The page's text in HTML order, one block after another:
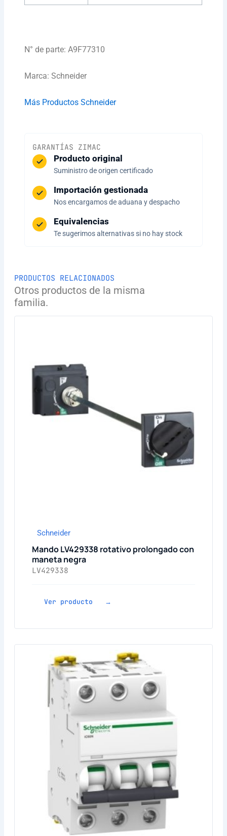
N° de parte: A9F77310
Marca: Schneider
Más Productos Schneider
GARANTÍAS ZIMAC
Producto original
Suministro de origen certificado
Importación gestionada
Nos encargamos de aduana y despacho
Equivalencias
Te sugerimos alternativas si no hay stock
PRODUCTOS RELACIONADOS
Otros productos de la misma
familia.
Schneider
Mando LV429338 rotativo prolongado con
maneta negra
LV429338
Ver producto →